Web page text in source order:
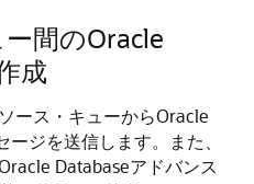
間のOracle
成
ース・キューからOracle
ジを送信します。また、
Databaseアドバンス